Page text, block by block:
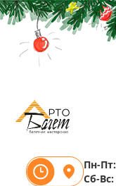
Пн-Пт:
Сб-Вс: